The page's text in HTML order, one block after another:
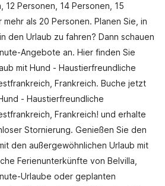
12 Personen, 14 Personen, 15
als 20 Personen. Planen Sie, in
den Urlaub zu fahren? Dann schauen
Angebote an. Hier finden Sie
mit Hund - Haustierfreundliche
Frankreich. Buche jetzt
- Haustierfreundliche
Frankreich! und erhalte
Stornierung. Genießen Sie den
den außergewöhnlichen Urlaub mit
Ferienunterkünfte von Belvilla,
Urlaube oder geplanten